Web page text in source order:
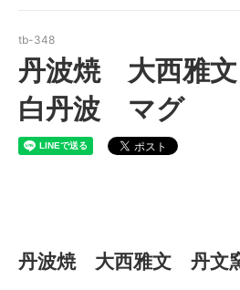
tb-348
丹波焼 大西雅
白丹波 マグ
丹波焼 大西雅文 丹文